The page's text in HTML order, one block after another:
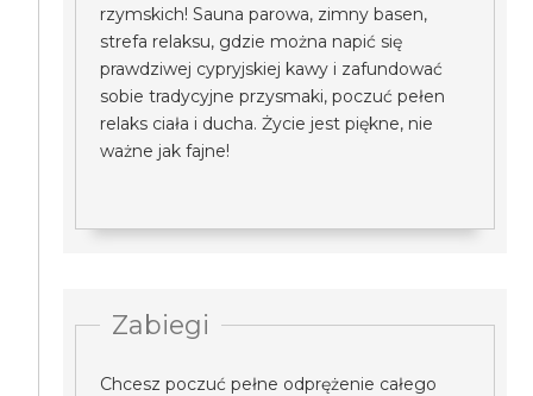
rzymskich! Sauna parowa, zimny basen,
strefa relaksu, gdzie można napić się
prawdziwej cypryjskiej kawy i zafundować
sobie tradycyjne przysmaki, poczuć pełen
relaks ciała i ducha. Życie jest piękne, nie
ważne jak fajne!
Zabiegi
Chcesz poczuć pełne odprężenie całego